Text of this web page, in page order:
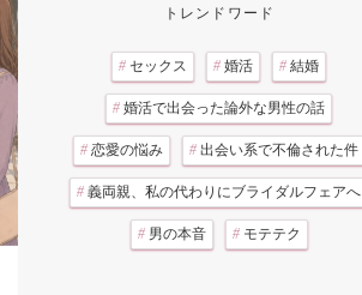
トレンドワード
# セックス # 婚活 # 結婚
# 婚活で出会った論外な男性の話
# 恋愛の悩み # 出会い系で不倫された件
# 義両親、私の代わりにブライダルフェアへ
# 男の本音 # モテテク